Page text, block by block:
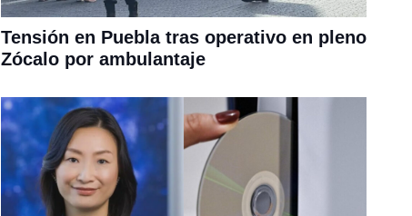
Tensión en Puebla tras operativo en pleno
Zócalo por ambulantaje